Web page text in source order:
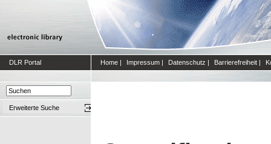
DLR Portal Home | Impressum | Datenschutz | Barrierefreiheit |
Erweiterte Suche